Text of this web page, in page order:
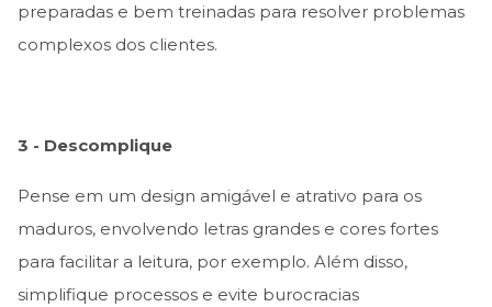
preparadas e bem treinadas para resolver problemas
complexos dos clientes.
3 - Descomplique
Pense em um design amigável e atrativo para os
maduros, envolvendo letras grandes e cores fortes
para facilitar a leitura, por exemplo. Além disso,
simplifique processos e evite burocracias